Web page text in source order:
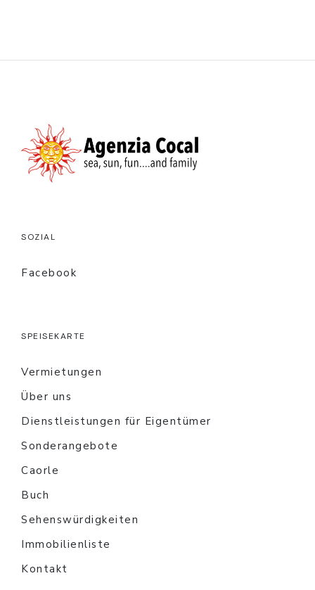
SOZIAL
Facebook
SPEISEKARTE
Vermietungen
Über uns
Dienstleistungen für Eigentümer
Sonderangebote
Caorle
Buch
Sehenswürdigkeiten
Immobilienliste
Kontakt